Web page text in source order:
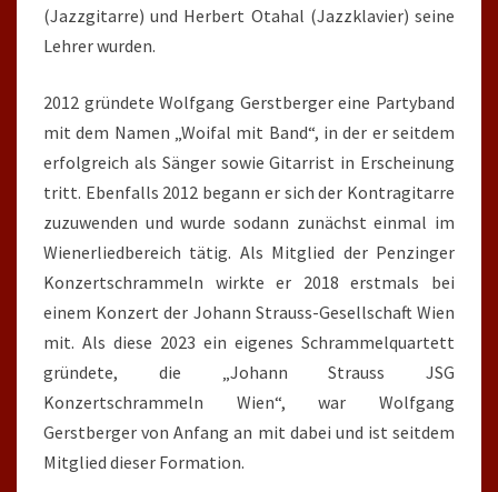
(Jazzgitarre) und Herbert Otahal (Jazzklavier) seine
Lehrer wurden.
2012 gründete Wolfgang Gerstberger eine Partyband
mit dem Namen „Woifal mit Band“, in der er seitdem
erfolgreich als Sänger sowie Gitarrist in Erscheinung
tritt. Ebenfalls 2012 begann er sich der Kontragitarre
zuzuwenden und wurde sodann zunächst einmal im
Wienerliedbereich tätig. Als Mitglied der Penzinger
Konzertschrammeln wirkte er 2018 erstmals bei
einem Konzert der Johann Strauss-Gesellschaft Wien
mit. Als diese 2023 ein eigenes Schrammelquartett
gründete, die „Johann Strauss JSG
Konzertschrammeln Wien“, war Wolfgang
Gerstberger von Anfang an mit dabei und ist seitdem
Mitglied dieser Formation.